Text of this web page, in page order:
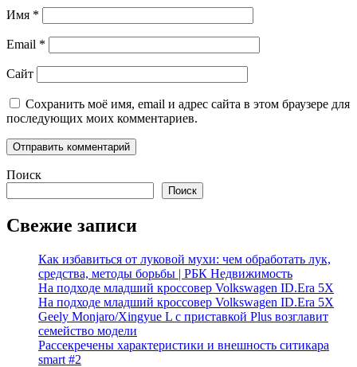
Имя *
Email *
Сайт
Сохранить моё имя, email и адрес сайта в этом браузере для
последующих моих комментариев.
Поиск
Поиск
Свежие записи
Как избавиться от луковой мухи: чем обработать лук,
средства, методы борьбы | РБК Недвижимость
На подходе младший кроссовер Volkswagen ID.Era 5X
На подходе младший кроссовер Volkswagen ID.Era 5X
Geely Monjaro/Xingyue L с приставкой Plus возглавит
семейство модели
Рассекречены характеристики и внешность ситикара
smart #2